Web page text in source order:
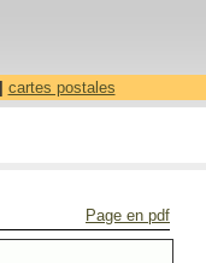
cartes postales
Page en pdf